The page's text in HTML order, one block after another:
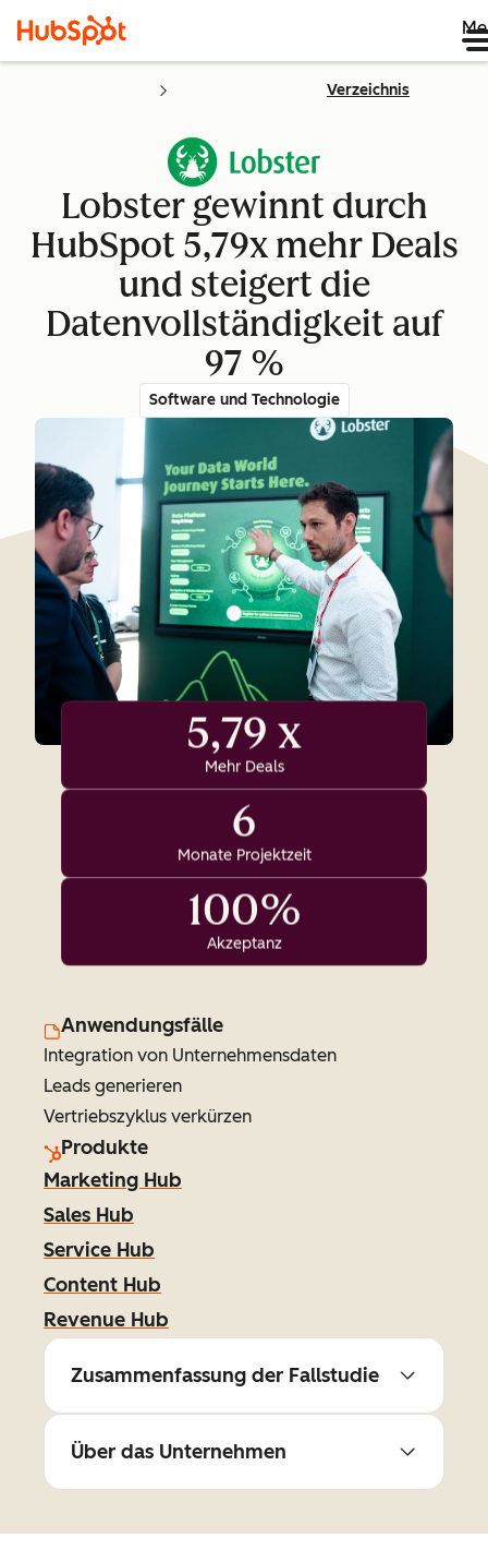
Verzeichnis
Lobster gewinnt durch
HubSpot 5,79x mehr Deals
und steigert die
Datenvollständigkeit auf
97 %
Software und Technologie
5,79 x
Mehr Deals
6
Monate Projektzeit
100%
Akzeptanz
Anwendungsfälle
Integration von Unternehmensdaten
Leads generieren
Vertriebszyklus verkürzen
Produkte
Marketing Hub
Sales Hub
Service Hub
Content Hub
Revenue Hub
Zusammenfassung der Fallstudie
Über das Unternehmen